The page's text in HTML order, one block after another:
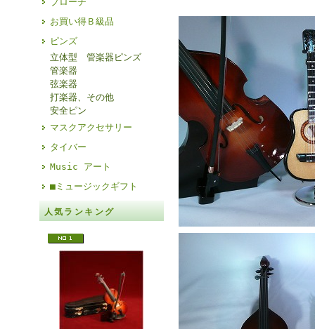
お買い得Ｂ級品
ピンズ
立体型 管楽器ピンズ
管楽器
弦楽器
打楽器、その他
安全ピン
マスクアクセサリー
タイバー
Music アート
■ミュージックギフト
人気ランキング